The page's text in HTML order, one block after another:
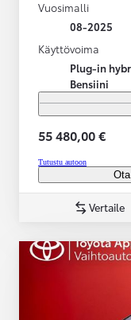
Vuosimalli
08-2025
Käyttövoima
Plug-in
Bensiini
55 480,00 €
Tutustu autoon
Vertaile